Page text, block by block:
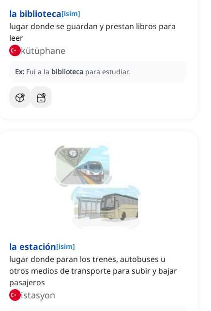
la biblioteca[isim]
lugar donde se guardan y prestan libros para
leer
kütüphane
Ex: Fui a la biblioteca para estudiar.
la estación[isim]
lugar donde paran los trenes, autobuses u
otros medios de transporte para subir y bajar
pasajeros
istasyon